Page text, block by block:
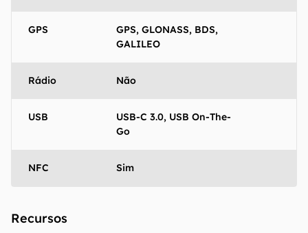
GPS
GPS, GLONASS, BDS,
GALILEO
Rádio Não
USB
USB-C 3.0, USB On-The-
Go
NFC Sim
Recursos